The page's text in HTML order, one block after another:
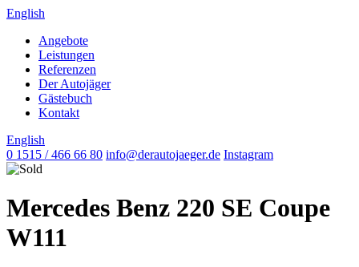
English
Angebote
Leistungen
Referenzen
Der Autojäger
Gästebuch
Kontakt
English
0 1515 / 466 66 80 info@derautojaeger.de Instagram
Mercedes Benz 220 SE Coupe
W111